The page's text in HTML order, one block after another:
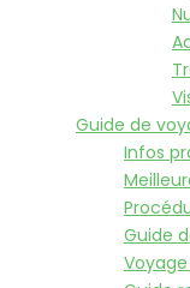
Guide de
Infos
Guide